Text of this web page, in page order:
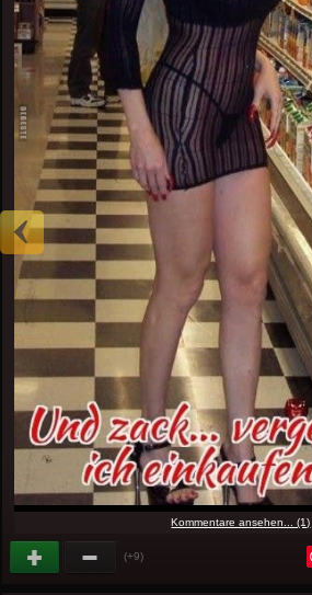
Kommentare ansehen... (1)
(+9)